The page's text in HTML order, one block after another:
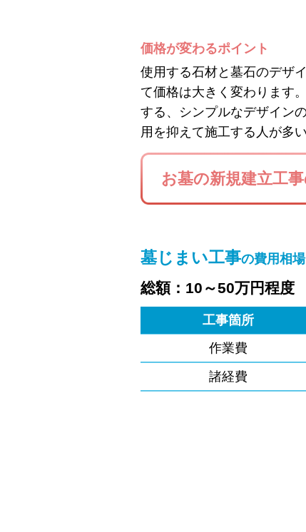
価格が変わるポイント
使用する石材と墓石のデザ
て価格は大きく変わります
する、シンプルなデザイン
用を抑えて施工する人が多い
お墓の新規建立工
墓じまい工事の費用相場
総額：10～50万円程度
工事箇所
作業費
諸経費